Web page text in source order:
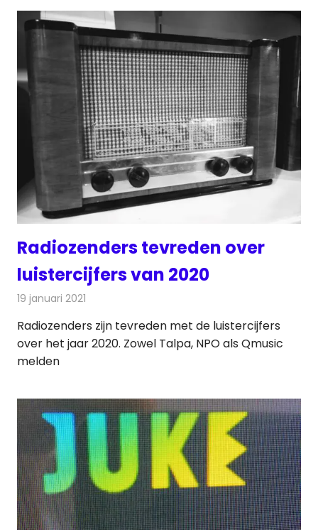
Radiozenders tevreden over
luistercijfers van 2020
19 januari 2021
Radiozenders zijn tevreden met de luistercijfers
over het jaar 2020. Zowel Talpa, NPO als Qmusic
melden